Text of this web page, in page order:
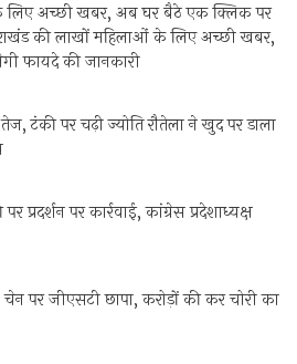
लिए अच्छी खबर, अब घर बैठे एक क्लिक पर
की लाखों महिलाओं के लिए अच्छी खबर,
फायदे की जानकारी
टंकी पर चढ़ी ज्योति रौतेला ने खुद पर डाला
प्रदर्शन पर कार्रवाई, कांग्रेस प्रदेशाध्यक्ष
चेन पर जीएसटी छापा, करोड़ों की कर चोरी का